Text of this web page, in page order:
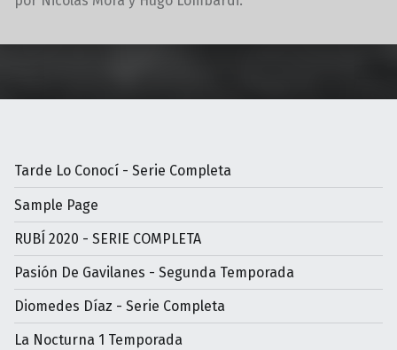
Volver a la navegación principal
Tarde Lo Conocí - Serie Completa
Sample Page
RUBÍ 2020 - SERIE COMPLETA
Pasión De Gavilanes - Segunda Temporada
Diomedes Díaz - Serie Completa
La Nocturna 1 Temporada